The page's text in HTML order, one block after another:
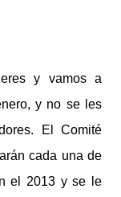
y vamos a
y no se les
El Comité
cada una de
el 2013 y se le